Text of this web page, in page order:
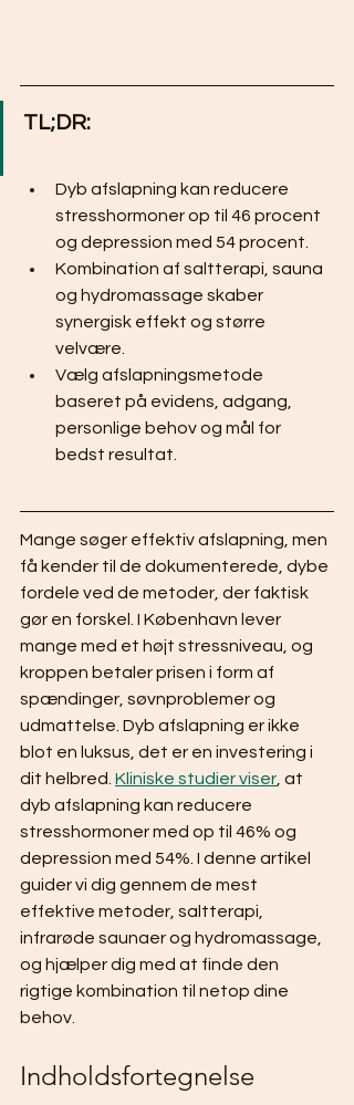
TL;DR:
Dyb afslapning kan reducere
stresshormoner op til 46 procent
og depression med 54 procent.
Kombination af saltterapi, sauna
og hydromassage skaber
synergisk effekt og større
velvære.
Vælg afslapningsmetode
baseret på evidens, adgang,
personlige behov og mål for
bedst resultat.
Mange søger effektiv afslapning, men
få kender til de dokumenterede, dybe
fordele ved de metoder, der faktisk
gør en forskel. I København lever
mange med et højt stressniveau, og
kroppen betaler prisen i form af
spændinger, søvnproblemer og
udmattelse. Dyb afslapning er ikke
blot en luksus, det er en investering i
dit helbred. Kliniske studier viser , at
dyb afslapning kan reducere
stresshormoner med op til 46% og
depression med 54%. I denne artikel
guider vi dig gennem de mest
effektive metoder, saltterapi,
infrarøde saunaer og hydromassage,
og hjælper dig med at finde den
rigtige kombination til netop dine
behov.
Indholdsfortegnelse